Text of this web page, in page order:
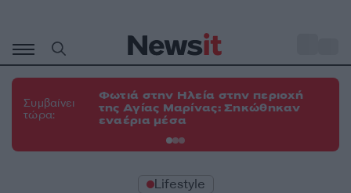
περιεχόμενο
Συμβαίνει
τώρα:
Φωτιά στην Ηλεία στην περιοχή
της Αγίας Μαρίνας: Σηκώθηκαν
εναέρια μέσα
Lifestyle